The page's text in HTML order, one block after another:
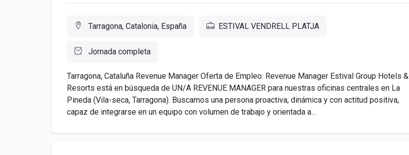
Tarragona, Catalonia, España ESTIVAL VENDRELL PLATJA
Jornada completa
Tarragona, Cataluña Revenue Manager Oferta de Empleo: Revenue Manager Estival Group Hotels &
Resorts está en búsqueda de UN/A REVENUE MANAGER para nuestras oficinas centrales en La
Pineda (Vila-seca, Tarragona). Buscamos una persona proactiva, dinámica y con actitud positiva,
capaz de integrarse en un equipo con volumen de trabajo y orientada a...